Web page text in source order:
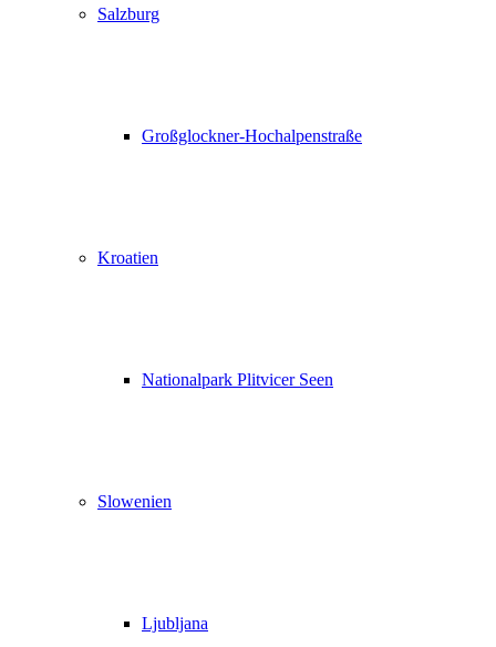
Salzburg
Großglockner-Hochalpenstraße
Kroatien
Nationalpark Plitvicer Seen
Slowenien
Ljubljana